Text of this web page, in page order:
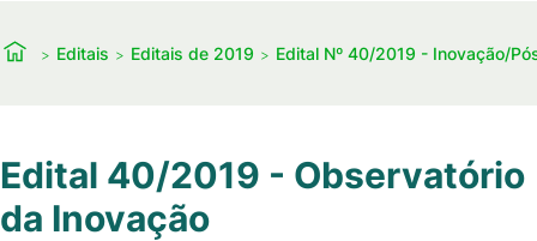
Editais Editais de 2019 Edital Nº 40/2019 - Inovação/
Edital 40/2019 - Observatório
da Inovação